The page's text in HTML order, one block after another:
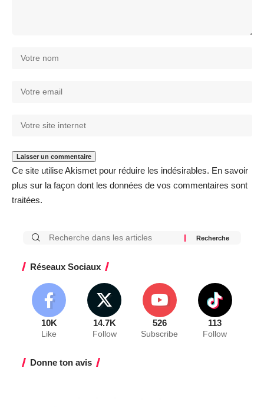
Ce site utilise Akismet pour réduire les indésirables. En savoir
plus sur la façon dont les données de vos commentaires sont
traitées.
Réseaux Sociaux
10K
Like
14.7K
Follow
526
Subscribe
113
Follow
Donne ton avis